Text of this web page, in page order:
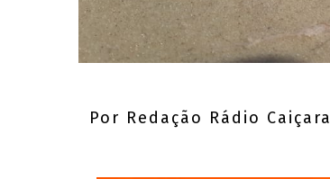
Por Redação Rádio Caiçara